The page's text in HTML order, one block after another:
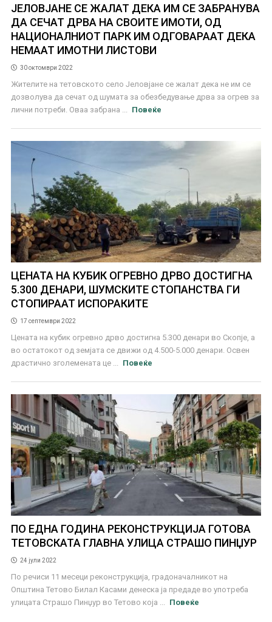
ЈЕЛОВЈАНЕ СЕ ЖАЛАТ ДЕКА ИМ СЕ ЗАБРАНУВА
ДА СЕЧАТ ДРВА НА СВОИТЕ ИМОТИ, ОД
НАЦИОНАЛНИОТ ПАРК ИМ ОДГОВАРААТ ДЕКА
НЕМААТ ИМОТНИ ЛИСТОВИ
30 октомври 2022
Жителите на тетовското село Јеловјане се жалат дека не им се
дозволува да сечат од шумата за обезбедување дрва за огрев за
лични потреби. Оваа забрана ...
Повеќе
ЦЕНАТА НА КУБИК ОГРЕВНО ДРВО ДОСТИГНА
5.300 ДЕНАРИ, ШУМСКИТЕ СТОПАНСТВА ГИ
СТОПИРААТ ИСПОРАКИТЕ
17 септември 2022
Цената на кубик огревно дрво достигна 5.300 денари во Скопје, а
во остатокот од земјата се движи од 4.500-5.000 денари. Освен
драстично зголемената це ...
Повеќе
ПО ЕДНА ГОДИНА РЕКОНСТРУКЦИЈА ГОТОВА
ТЕТОВСКАТА ГЛАВНА УЛИЦА СТРАШО ПИНЏУР
24 јули 2022
По речиси 11 месеци реконструкција, градоначалникот на
Општина Тетово Билал Касами денеска ја предаде во употреба
улицата Страшо Пинџур во Тетово која ...
Повеќе